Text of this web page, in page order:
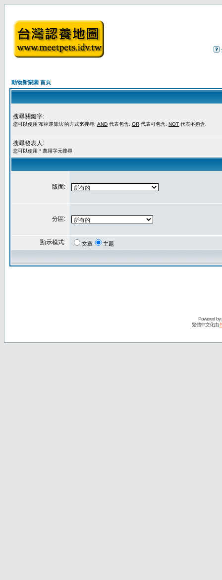
動物新樂園 首頁
搜尋關鍵字:
您可以使用'布林運算法'的方式來搜尋. AND 代表包含. OR 代表可包含. NOT 代表不包含.
搜尋發表人:
您可以使用 * 萬用字元搜尋
版面:
分區:
顯示模式: 文章 主題
Powered by
繁體中文化由